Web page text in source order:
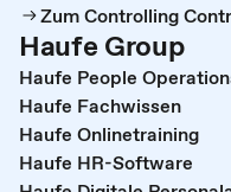
Zum Controlling
Haufe Group
Haufe People
Haufe Fachwissen
Haufe Onlinetraining
Haufe HR-Software